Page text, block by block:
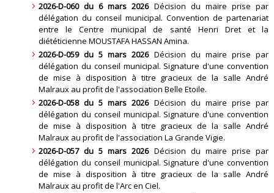
2026-D-060 du 6 mars 2026Décision du maire prise par
délégation du conseil municipal. Convention de partenariat
entre le Centre municipal de santé Henri Dret et la
diététicienne MOUSTAFA HASSAN Amina.
2026-D-059 du 5 mars 2026Décision du maire prise par
délégation du conseil municipal. Signature d'une convention
de mise à disposition à titre gracieux de la salle André
Malraux au profit de l'association Belle Etoile.
2026-D-058 du 5 mars 2026Décision du maire prise par
délégation du conseil municipal. Signature d'une convention
de mise à disposition à titre gracieux de la salle André
Malraux au profit de l'association La Grande Vigie.
2026-D-057 du 5 mars 2026Décision du maire prise par
délégation du conseil municipal. Signature d'une convention
de mise à disposition à titre gracieux de la salle André
Malraux au profit de l'Arc en Ciel.